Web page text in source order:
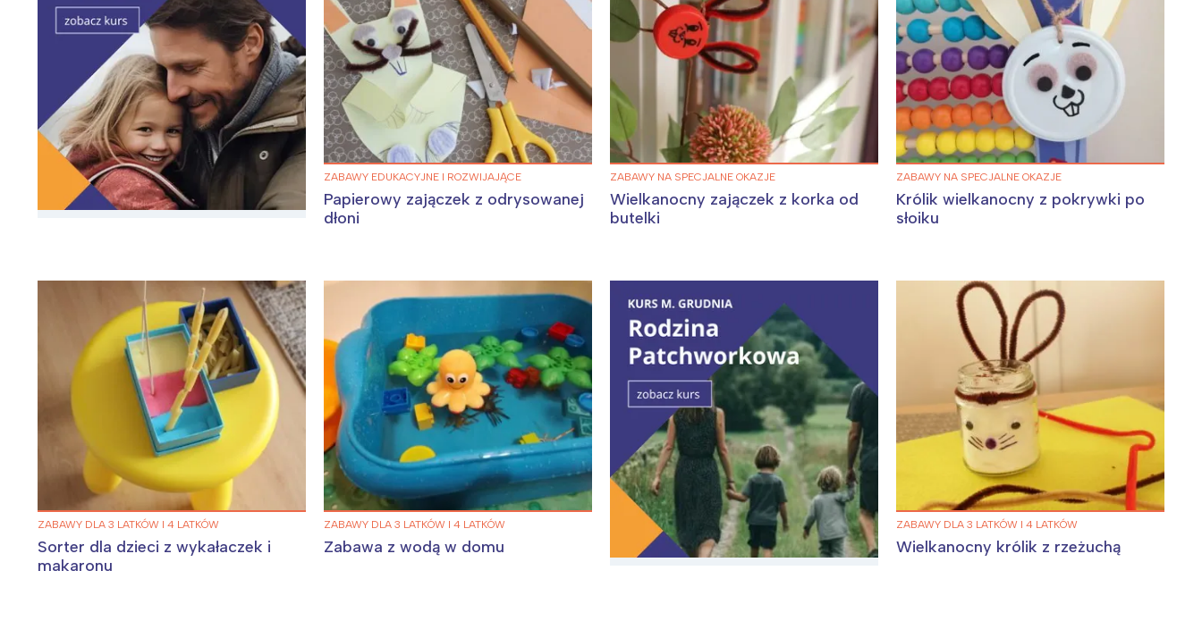
ZABAWY EDUKACYJNE I ROZWIJAJĄCE
Papierowy zajączek z odrysowanej
dłoni
ZABAWY NA SPECJALNE OKAZJE
Wielkanocny zajączek z korka od
butelki
ZABAWY NA SPECJALNE OKAZJE
Królik wielkanocny z pokrywki po
słoiku
ZABAWY DLA 3 LATKÓW I 4 LATKÓW
Sorter dla dzieci z wykałaczek i
makaronu
ZABAWY DLA 3 LATKÓW I 4 LATKÓW
Zabawa z wodą w domu
ZABAWY DLA 3 LATKÓW I 4 LATKÓW
Wielkanocny królik z rzeżuchą